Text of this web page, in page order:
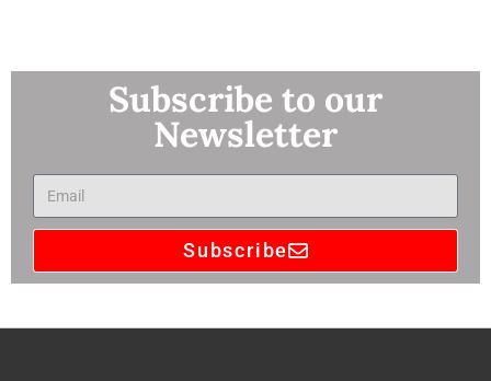
Subscribe to our
Newsletter
Subscribe
A